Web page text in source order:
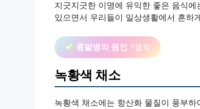
지긋지긋한 이명에 유익한 좋은 음식
있으면서 우리들이 일상생활에서 흔하
콩팥병의 원인 ?클릭
녹황색 채소
녹황색 채소에는 항산화 물질이 풍부